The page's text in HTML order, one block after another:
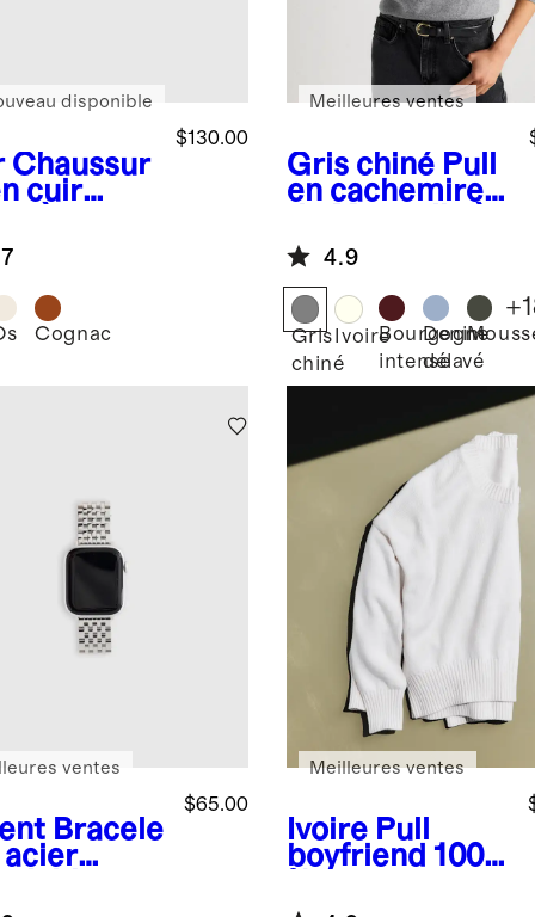
Chaussur
cuir
et à
arrière
$130.00
disponible
Cognac
Gris chiné Pull
en cachemire
col rond
Meilleures ventes
4.9
Gris
chiné
IvoireBourgogne
intense
Denim
délavé
+
Bracele
montre
$65.00
ventes
Ivoire Pull
boyfriend 100
biologique à
Meilleures ventes